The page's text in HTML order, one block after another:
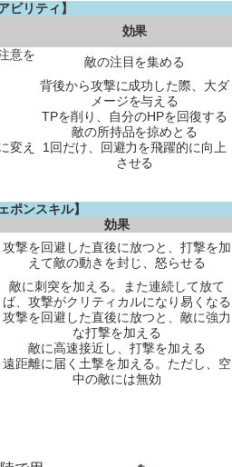
アビリティ】
効果
意を
敵の注目を集める
背後から攻撃に成功した際、大ダ
メージを与える
TPを削り、自分のHPを回復する
敵の所持品を掠めとる
変え
1回だけ、回避力を飛躍的に向上
させる
ポンスキル】
効果
攻撃を回避した直後に放つと、打撃を加
えて敵の動きを封じ、怒らせる
敵に刺突を加える。また連続して放て
ば、攻撃がクリティカルになり易くなる
攻撃を回避した直後に放つと、敵に強力
な打撃を加える
敵に高速接近し、打撃を加える
遠距離に届く土撃を加える。ただし、空
中の敵には無効